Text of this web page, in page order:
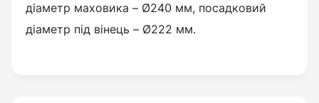
діаметр маховика – Ø240 мм, посадковий
діаметр під вінець – Ø222 мм.